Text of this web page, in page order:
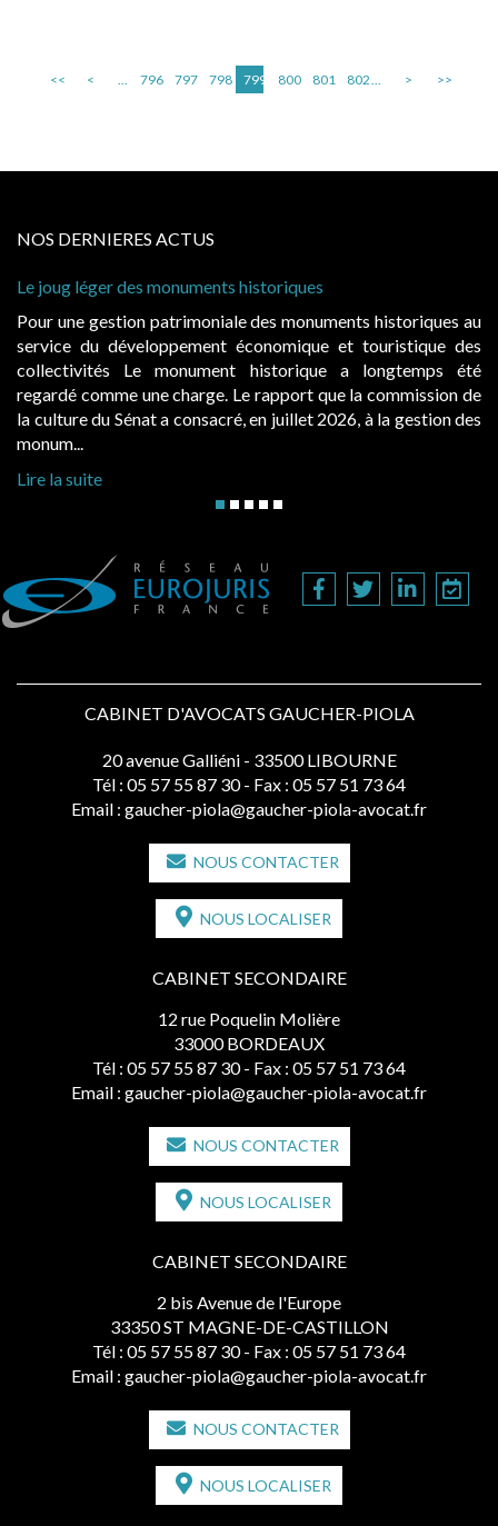
<< < ... 796 797 798 799 800 801 802... > >>
NOS DERNIERES ACTUS
Le joug léger des monuments historiques
Pour une gestion patrimoniale des monuments historiques au
service du développement économique et touristique des
collectivités Le monument historique a longtemps été
regardé comme une charge. Le rapport que la commission de
la culture du Sénat a consacré, en juillet 2026, à la gestion des
monum...
Lire la suite
CABINET D'AVOCATS GAUCHER-PIOLA
20 avenue Galliéni - 33500 LIBOURNE
Tél : 05 57 55 87 30 - Fax : 05 57 51 73 64
Email : gaucher-piola@gaucher-piola-avocat.fr
NOUS CONTACTER
NOUS LOCALISER
CABINET SECONDAIRE
12 rue Poquelin Molière
33000 BORDEAUX
Tél : 05 57 55 87 30 - Fax : 05 57 51 73 64
Email : gaucher-piola@gaucher-piola-avocat.fr
NOUS CONTACTER
NOUS LOCALISER
CABINET SECONDAIRE
2 bis Avenue de l'Europe
33350 ST MAGNE-DE-CASTILLON
Tél : 05 57 55 87 30 - Fax : 05 57 51 73 64
Email : gaucher-piola@gaucher-piola-avocat.fr
NOUS CONTACTER
NOUS LOCALISER